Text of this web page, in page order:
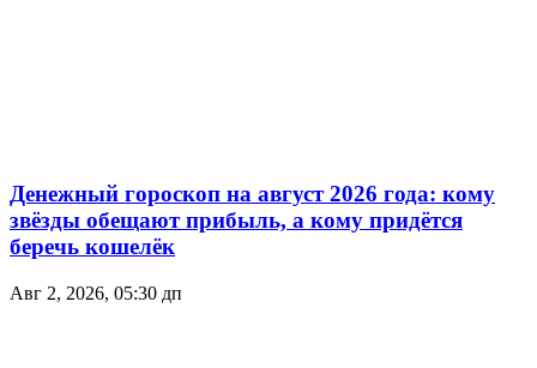
Денежный гороскоп на август 2026 года: кому
звёзды обещают прибыль, а кому придётся
беречь кошелёк
Авг 2, 2026, 05:30 дп